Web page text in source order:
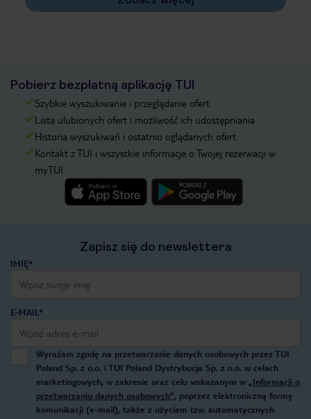
Pobierz bezpłatną aplikację TUI
Szybkie wyszukiwanie i przeglądanie ofert
Lista ulubionych ofert i możliwość ich udostępniania
Historia wyszukiwań i ostatnio oglądanych ofert
Kontakt z TUI i wszystkie informacje o Twojej rezerwacji w
myTUI
Zapisz się do newslettera
IMIĘ*
E-MAIL*
Wyrażam zgodę na przetwarzanie danych osobowych przez TUI
Poland Sp. z o.o. i TUI Poland Dystrybucja Sp. z o.o. w celach
marketingowych, w zakresie oraz celu wskazanym w „Informacji o
przetwarzaniu danych osobowych”, poprzez elektroniczną formę
komunikacji (e-mail), także z użyciem tzw. automatycznych